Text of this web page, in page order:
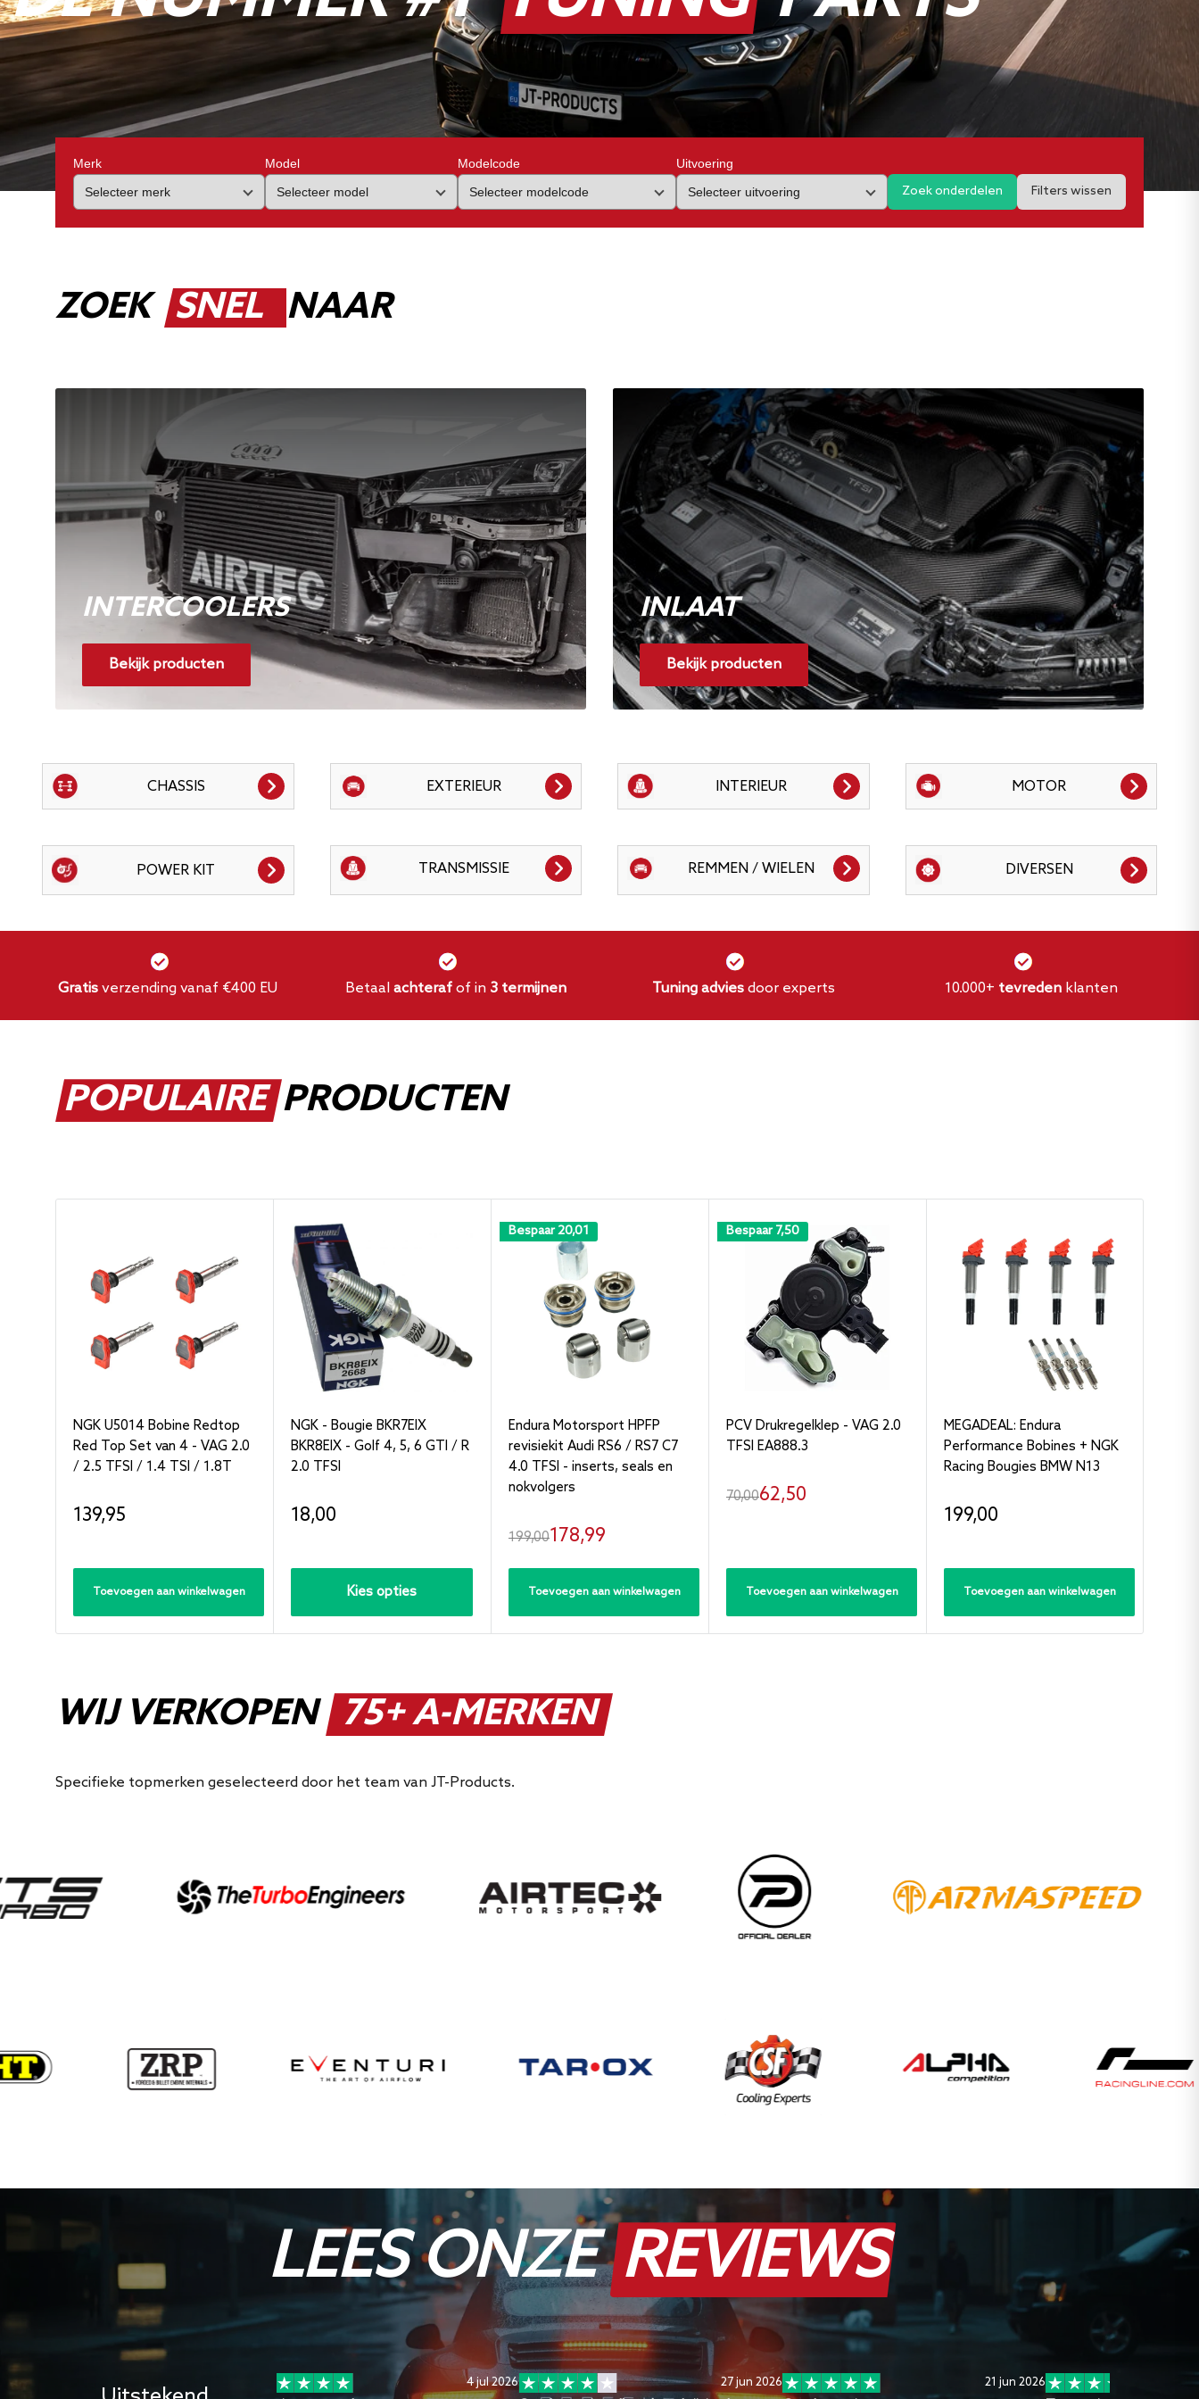
Merk Model Modelcode Uitvoering
Zoek onderdelen Filters wissen
ZOEK SNEL NAAR
INTERCOOLERS
Bekijk producten
INLAAT
Bekijk producten
CHASSIS EXTERIEUR INTERIEUR MOTOR
POWER KIT TRANSMISSIE REMMEN / WIELEN DIVERSEN
Gratisverzending vanaf €400 EU Betaal achterafof in 3 termijnen Tuning adviesdoor experts 10.000+ tevredenklanten
POPULAIREPRODUCTEN
NGK U5014 Bobine Redtop
Red Top Set van 4 - VAG 2.0
/ 2.5 TFSI / 1.4 TSI / 1.8T
Verkoopprijs
139,95
Toevoegen aan winkelwagen
NGK - Bougie BKR7EIX
BKR8EIX - Golf 4, 5, 6 GTI / R
2.0 TFSI
Verkoopprijs
18,00
Kies opties
Bespaar20,01
Endura Motorsport HPFP
revisiekit Audi RS6 / RS7 C7
4.0 TFSI - inserts, seals en
nokvolgers
Verkoopprijs
178,99
Normale
199,00
Toevoegen aan winkelwagen
Bespaar7,50
PCV Drukregelklep - VAG 2.0
TFSI EA888.3
Verkoopprijs
62,50
Normale
70,00
Toevoegen aan winkelwagen
MEGADEAL: Endura
Performance Bobines + NGK
Racing Bougies BMW N13
Verkoopprijs
199,00
Toevoegen aan winkelwagen
WIJ VERKOPEN75+ A-MERKEN
Specifieke topmerken geselecteerd door het team van JT-Products.
LEES ONZE REVIEWS
4 jul 2026 27 jun 2026 21 jun 2026